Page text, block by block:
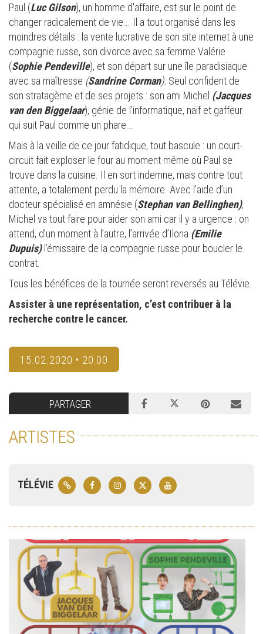
Paul (Luc Gilson), un homme d'affaire, est sur le point de
changer radicalement de vie... Il a tout organisé dans les
moindres détails : la vente lucrative de son site internet à une
compagnie russe, son divorce avec sa femme Valérie
(Sophie Pendeville), et son départ sur une île paradisiaque
avec sa maîtresse (Sandrine Corman). Seul confident de
son stratagème et de ses projets : son ami Michel (Jacques
van den Biggelaar), génie de l'informatique, naïf et gaffeur
qui suit Paul comme un phare...
Mais à la veille de ce jour fatidique, tout bascule : un court-
circuit fait exploser le four au moment même où Paul se
trouve dans la cuisine. Il en sort indemne, mais contre tout
attente, a totalement perdu la mémoire. Avec l’aide d’un
docteur spécialisé en amnésie (Stephan van Bellinghen),
Michel va tout faire pour aider son ami car il y a urgence : on
attend, d’un moment à l’autre, l’arrivée d’Ilona (Emilie
Dupuis)l’émissaire de la compagnie russe pour boucler le
contrat.
Tous les bénéfices de la tournée seront reversés au Télévie.
Assister à une représentation, c’est contribuer à la
recherche contre le cancer.
15.02.2020 • 20:00
PARTAGER
ARTISTES
TÉLÉVIE